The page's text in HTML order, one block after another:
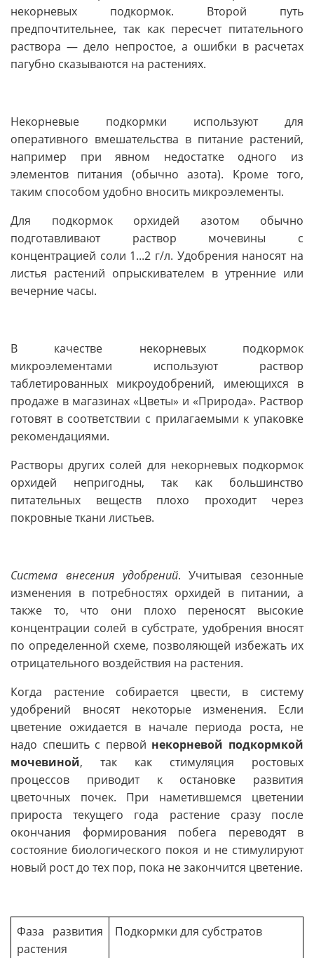
некорневых подкормок. Второй путь
предпочтительнее, так как пересчет питательного
раствора — дело непростое, а ошибки в расчетах
пагубно сказываются на растениях.
Некорневые подкормки используют для
оперативного вмешательства в питание растений,
например при явном недостатке одного из
элементов питания (обычно азота). Кроме того,
таким способом удобно вносить микроэлементы.
Для подкормок орхидей азотом обычно
подготавливают раствор мочевины с
концентрацией соли 1...2 г/л. Удобрения наносят на
листья растений опрыскивателем в утренние или
вечерние часы.
В качестве некорневых подкормок
микроэлементами используют раствор
таблетированных микроудобрений, имеющихся в
продаже в магазинах «Цветы» и «Природа». Раствор
готовят в соответствии с прилагаемыми к упаковке
рекомендациями.
Растворы других солей для некорневых подкормок
орхидей непригодны, так как большинство
питательных веществ плохо проходит через
покровные ткани листьев.
Система внесения удобрений. Учитывая сезонные
изменения в потребностях орхидей в питании, а
также то, что они плохо переносят высокие
концентрации солей в субстрате, удобрения вносят
по определенной схеме, позволяющей избежать их
отрицательного воздействия на растения.
Когда растение собирается цвести, в систему
удобрений вносят некоторые изменения. Если
цветение ожидается в начале периода роста, не
надо спешить с первой некорневой подкормкой
мочевиной, так как стимуляция ростовых
процессов приводит к остановке развития
цветочных почек. При наметившемся цветении
прироста текущего года растение сразу после
окончания формирования побега переводят в
состояние биологического покоя и не стимулируют
новый рост до тех пор, пока не закончится цветение.
Фаза развития
растения
Подкормки для субстратов